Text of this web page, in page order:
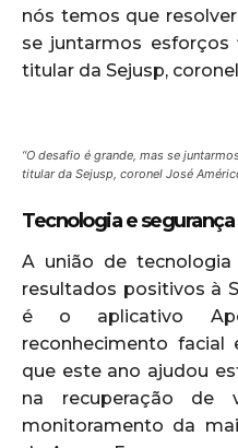
nós temos que
se juntarmos esforços
titular da Sejusp,
“O desafio é grande, mas se
titular da Sejusp, coronel José
Tecnologia e segurança
A união de tecnologia
resultados positivos à
é o aplicativo
reconhecimento facial
que este ano ajudou
na recuperação de
monitoramento da